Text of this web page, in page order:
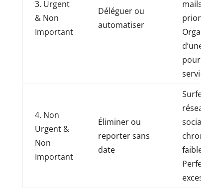
3. Urgent
& Non
Important
Déléguer ou
automatiser
mails non
d’une
pour un
service
4. Non
Urgent &
Non
Important
Éliminer ou
reporter sans
date
Surfer sur
réseaux
sociaux,
faible
excessif